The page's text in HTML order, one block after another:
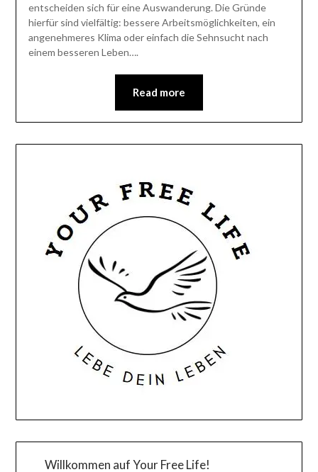
entscheiden sich für eine Auswanderung. Die Gründe
hierfür sind vielfältig: bessere Arbeitsmöglichkeiten, ein
angenehmeres Klima oder einfach die Sehnsucht nach
einem besseren Leben….
Read more
Willkommen auf Your Free Life!